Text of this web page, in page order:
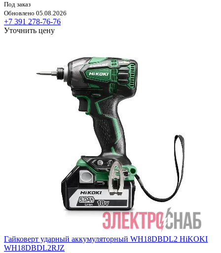
Под заказ
Обновлено 05.08.2026
+7 391 278-76-76
Уточнить цену
Гайковерт ударный аккумуляторный WH18DBDL2 HiKOKI
WH18DBDL2RJZ